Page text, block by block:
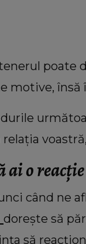
poate
motive, însă
relația
ai o
când ne
dorește să
să
putea intra
la
Ciprian